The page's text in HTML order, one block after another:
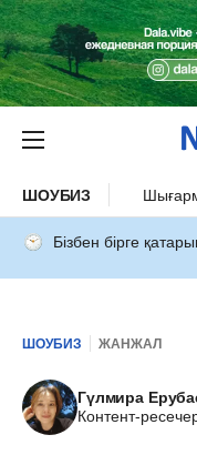
ШОУБИЗ
Бізбен бірге
ШОУБИЗ ЖАНЖАЛ
Гүлмира
Контент-